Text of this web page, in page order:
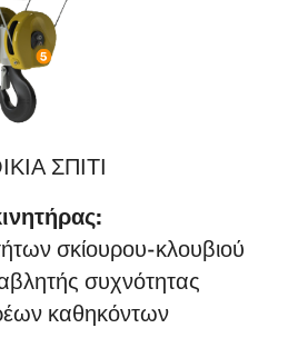
ΣΠΙΤΙ
σκίουρου-κλουβιού
συχνότητας
καθηκόντων